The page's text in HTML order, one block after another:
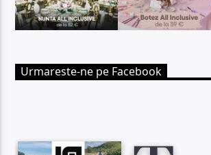
Urmareste-ne pe Facebook